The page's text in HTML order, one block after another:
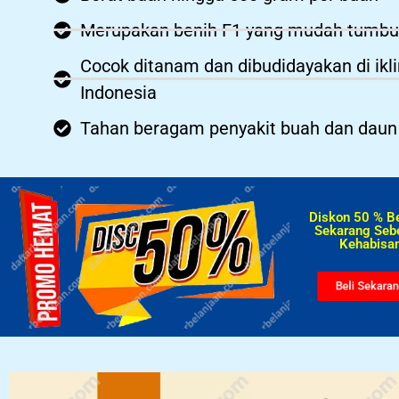
Merupakan benih F1 yang mudah
Cocok ditanam dan dibudidayakan di
Indonesia
Tahan beragam penyakit buah dan daun
Diskon 50 %
Sekarang
Beli